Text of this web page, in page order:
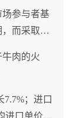
参与者基
而采取的
肉的火
；进口